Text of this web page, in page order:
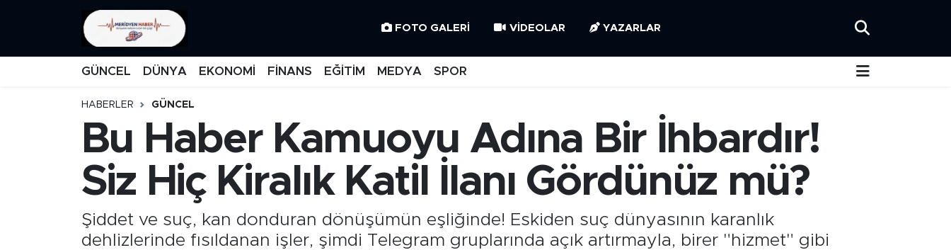
FOTO GALERI VIDEOLAR YAZARLAR
GÜNCEL DÜNYA EKONOMİ FİNANS EĞİTİM MEDYA SPOR
HABERLER GÜNCEL
Bu Haber Kamuoyu Adına Bir İhbardır!
Siz Hiç Kiralık Katil İlanı Gördünüz mü?
Şiddet ve suç, kan donduran dönüşümün eşliğinde! Eskiden suç dünyasının karanlık
dehlizlerinde fısıldanan işler, şimdi Telegram gruplarında açık artırmayla, birer "hizmet" gibi
MANŞET
FİNANS
DÜNYA
İstanbul Namaz Vakitleri
Trafik Durumu
Süper Lig Puan Durumu ve Fikstür
Tüm Manşetler